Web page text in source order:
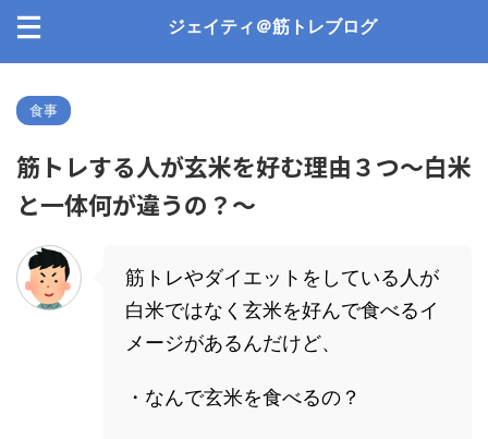
ジェイティ＠筋トレブログ
食事
筋トレする人が玄米を好む理由３つ〜白米
と一体何が違うの？〜
筋トレやダイエットをしている人が
白米ではなく玄米を好んで食べるイ
メージがあるんだけど、
・なんで玄米を食べるの？